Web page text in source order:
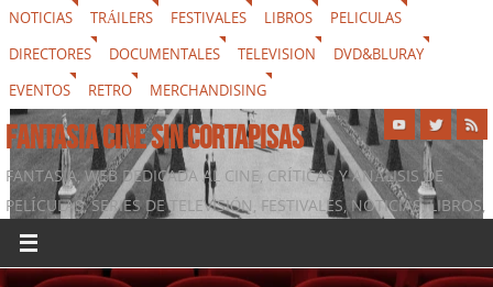
NOTICIAS TRÁILERS FESTIVALES LIBROS
PELICULAS
DIRECTORES
DOCUMENTALES TELEVISION
DVD&BLURAY
EVENTOS
RETRO MERCHANDISING
FANTASIA CINE SIN CORTAPISAS
FANTASIA, WEB DEDICADA AL CINE, CRÍTICAS Y ANÁLISIS DE
PELÍCULAS, SERIES DE TELEVISIÓN, FESTIVALES, NOTICIAS, LIBROS,
DVD & BLURAY, MERCHANDISING Y TODO LO QUE RODEA AL
SÉPTIMO ARTE